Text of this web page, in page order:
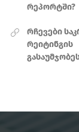
რეპორტში?
რჩევები
რეიტინგის